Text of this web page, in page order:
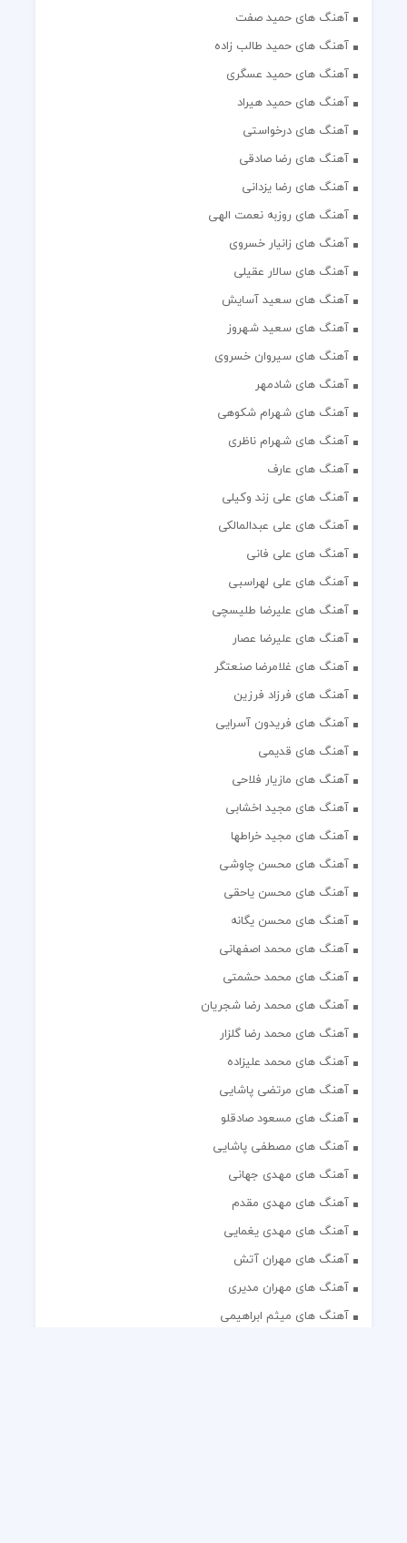
آهنگ های حمید صفت
آهنگ های حمید طالب زاده
آهنگ های حمید عسگری
آهنگ های حمید هیراد
آهنگ های درخواستی
آهنگ های رضا صادقی
آهنگ های رضا یزدانی
آهنگ های روزبه نعمت الهی
آهنگ های زانیار خسروی
آهنگ های سالار عقیلی
آهنگ های سعید آسایش
آهنگ های سعید شهروز
آهنگ های سیروان خسروی
آهنگ های شادمهر
آهنگ های شهرام شکوهی
آهنگ های شهرام ناظری
آهنگ های عارف
آهنگ های علی زند وکیلی
آهنگ های علی عبدالمالکی
آهنگ های علی فانی
آهنگ های علی لهراسبی
آهنگ های علیرضا طلیسچی
آهنگ های علیرضا عصار
آهنگ های غلامرضا صنعتگر
آهنگ های فرزاد فرزین
آهنگ های فریدون آسرایی
آهنگ های قدیمی
آهنگ های مازیار فلاحی
آهنگ های مجید اخشابی
آهنگ های مجید خراطها
آهنگ های محسن چاوشی
آهنگ های محسن یاحقی
آهنگ های محسن یگانه
آهنگ های محمد اصفهانی
آهنگ های محمد حشمتی
آهنگ های محمد رضا شجریان
آهنگ های محمد رضا گلزار
آهنگ های محمد علیزاده
آهنگ های مرتضی پاشایی
آهنگ های مسعود صادقلو
آهنگ های مصطفی پاشایی
آهنگ های مهدی جهانی
آهنگ های مهدی مقدم
آهنگ های مهدی یغمایی
آهنگ های مهران آتش
آهنگ های مهران مدیری
آهنگ های میثم ابراهیمی